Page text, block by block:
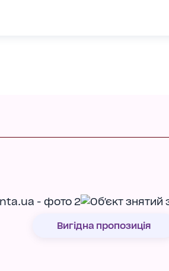
Вигідна пропозиція